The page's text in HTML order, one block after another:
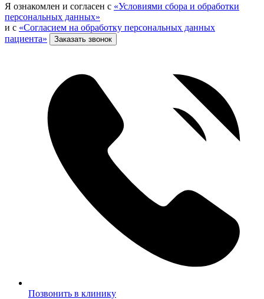
Я ознакомлен и согласен с «Условиями сбора и обработки
персональных данных»
и с «Согласием на обработку персональных данных
пациента»
Заказать звонок
Позвонить в клинику